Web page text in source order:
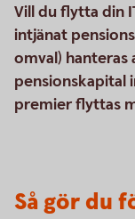
Vill du flytta din
intjänat
omval) hanteras
pensionskapital
premier flyttas
Så gör du